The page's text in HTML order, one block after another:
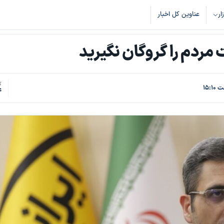
عناوین کل اخبار
را گروگان نگیرید